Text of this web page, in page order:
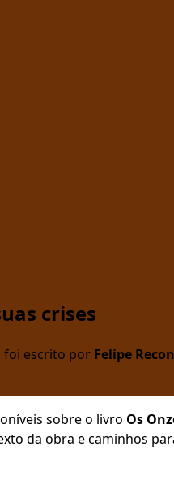
crises
foi escrito por Felipe
sobre o livro Os
da obra e caminhos